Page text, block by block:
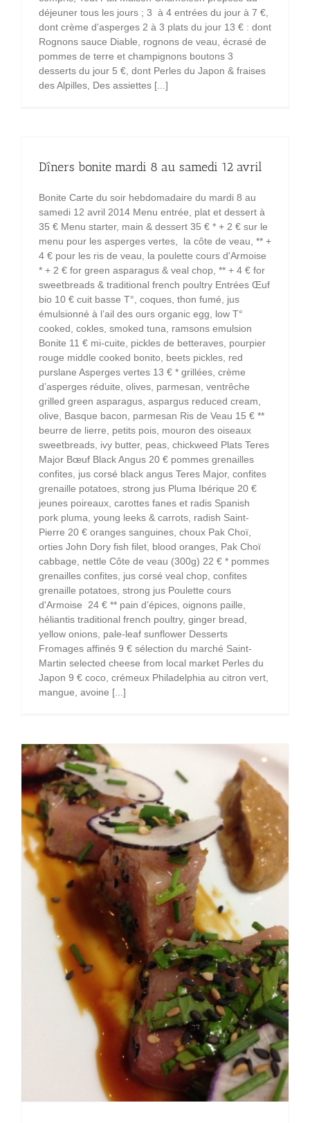
déjeuner tous les jours ; 3 à 4 entrées du jour à 7 €,
dont crème d'asperges 2 à 3 plats du jour 13 € : dont
Rognons sauce Diable, rognons de veau, écrasé de
pommes de terre et champignons boutons 3
desserts du jour 5 €, dont Perles du Japon & fraises
des Alpilles, Des assiettes [...]
Dîners bonite mardi 8 au samedi 12 avril
Bonite Carte du soir hebdomadaire du mardi 8 au
samedi 12 avril 2014 Menu entrée, plat et dessert à
35 € Menu starter, main & dessert 35 € * + 2 € sur le
menu pour les asperges vertes, la côte de veau, ** +
4 € pour les ris de veau, la poulette cours d'Armoise
* + 2 € for green asparagus & veal chop, ** + 4 € for
sweetbreads & traditional french poultry Entrées Œuf
bio 10 € cuit basse T°, coques, thon fumé, jus
émulsionné à l’ail des ours organic egg, low T°
cooked, cokles, smoked tuna, ramsons emulsion
Bonite 11 € mi-cuite, pickles de betteraves, pourpier
rouge middle cooked bonito, beets pickles, red
purslane Asperges vertes 13 € * grillées, crème
d’asperges réduite, olives, parmesan, ventrêche
grilled green asparagus, aspargus reduced cream,
olive, Basque bacon, parmesan Ris de Veau 15 € **
beurre de lierre, petits pois, mouron des oiseaux
sweetbreads, ivy butter, peas, chickweed Plats Teres
Major Bœuf Black Angus 20 € pommes grenailles
confites, jus corsé black angus Teres Major, confites
grenaille potatoes, strong jus Pluma Ibérique 20 €
jeunes poireaux, carottes fanes et radis Spanish
pork pluma, young leeks & carrots, radish Saint-
Pierre 20 € oranges sanguines, choux Pak Choï,
orties John Dory fish filet, blood oranges, Pak Choï
cabbage, nettle Côte de veau (300g) 22 € * pommes
grenailles confites, jus corsé veal chop, confites
grenaille potatoes, strong jus Poulette cours
d'Armoise 24 € ** pain d’épices, oignons paille,
héliantis traditional french poultry, ginger bread,
yellow onions, pale-leaf sunflower Desserts
Fromages affinés 9 € sélection du marché Saint-
Martin selected cheese from local market Perles du
Japon 9 € coco, crémeux Philadelphia au citron vert,
mangue, avoine [...]